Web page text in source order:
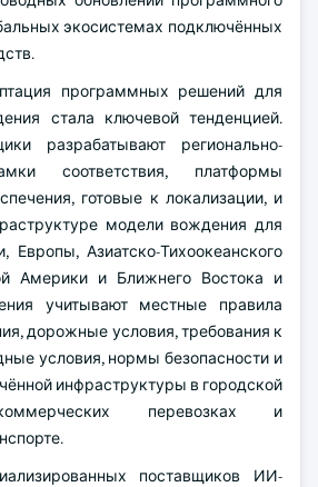
экосистемах подключённых
программных решений для
стала ключевой тенденцией.
разрабатывают регионально-
соответствия, платформы
готовые к локализации, и
модели вождения для
Европы, Азиатско-Тихоокеанского
Америки и Ближнего Востока и
учитывают местные правила
дорожные условия, требования к
условия, нормы безопасности и
инфраструктуры в городской
перевозках и
поставщиков ИИ-